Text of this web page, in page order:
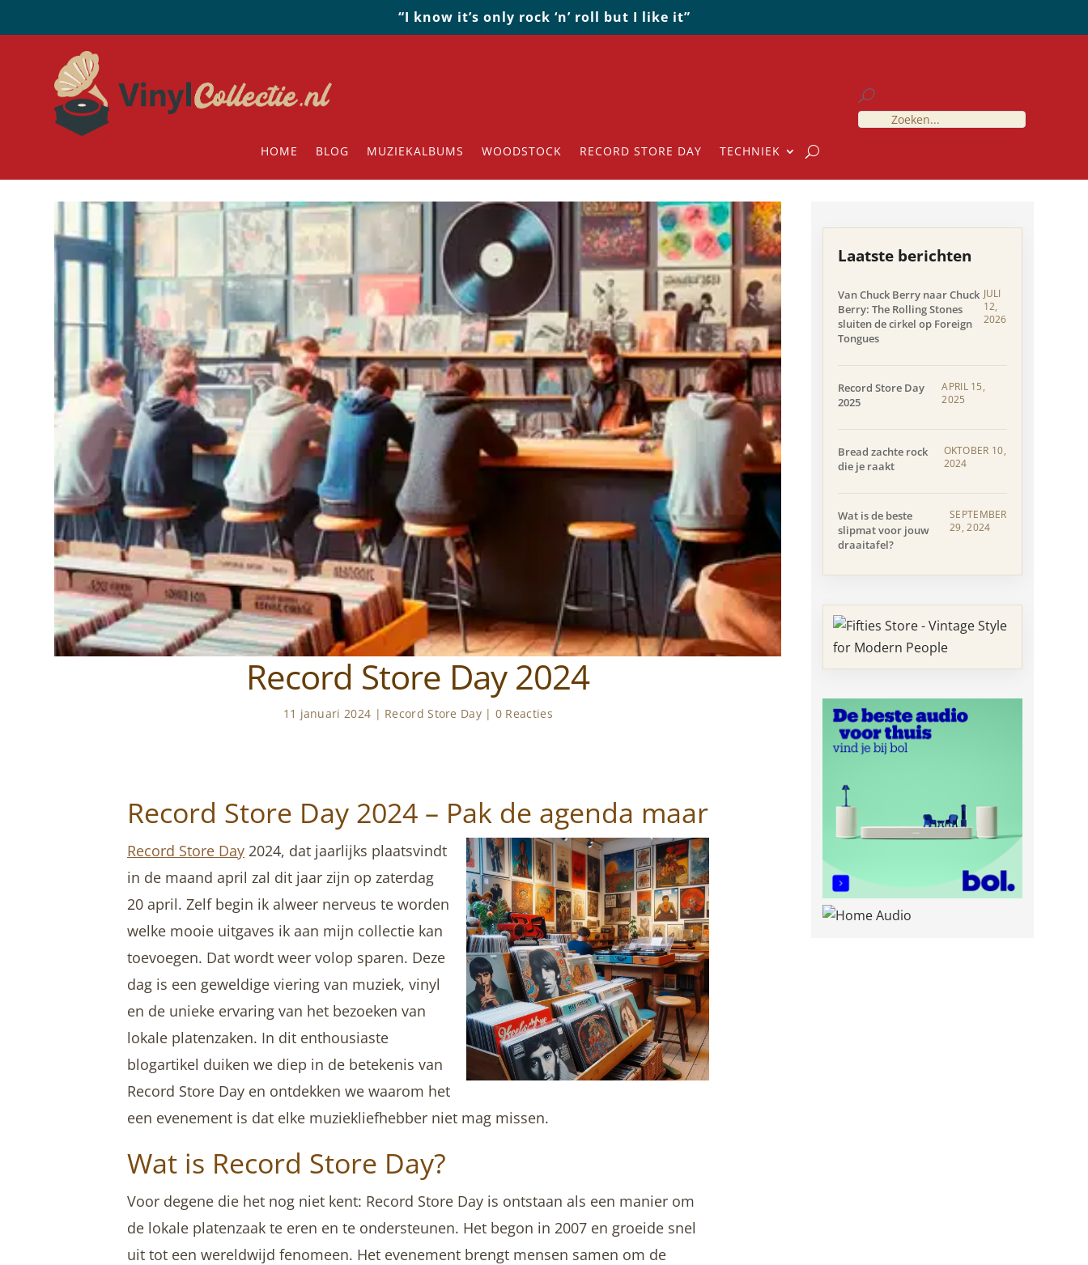
“I know it’s only rock ‘n’ roll but I like it”
HOME BLOG MUZIEKALBUMS WOODSTOCK RECORD STORE DAY TECHNIEK
Record Store Day 2024
11 januari 2024 | Record Store Day| 0 Reacties
Record Store Day 2024 – Pak de agenda maar
Record Store Day 2024, dat jaarlijks plaatsvindt
in de maand april zal dit jaar zijn op zaterdag
20 april. Zelf begin ik alweer nerveus te worden
welke mooie uitgaves ik aan mijn collectie kan
toevoegen. Dat wordt weer volop sparen. Deze
dag is een geweldige viering van muziek, vinyl
en de unieke ervaring van het bezoeken van
lokale platenzaken. In dit enthousiaste
blogartikel duiken we diep in de betekenis van
Record Store Day en ontdekken we waarom het
een evenement is dat elke muziekliefhebber niet mag missen.
Wat is Record Store Day?
Voor degene die het nog niet kent: Record Store Day is ontstaan als een manier om
de lokale platenzaak te eren en te ondersteunen. Het begon in 2007 en groeide snel
uit tot een wereldwijd fenomeen. Het evenement brengt mensen samen om de
Laatste berichten
Van Chuck Berry naar Chuck
Berry: The Rolling Stones
sluiten de cirkel op Foreign
Tongues
JULI
12,
2026
Record Store Day
2025
APRIL 15,
2025
Bread zachte rock
die je raakt
OKTOBER 10,
2024
Wat is de beste
slipmat voor jouw
draaitafel?
SEPTEMBER
29, 2024